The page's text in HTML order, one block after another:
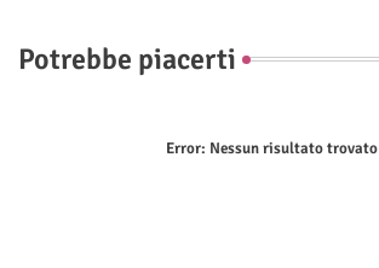
Potrebbe piacerti
Error: Nessun risultato trovato